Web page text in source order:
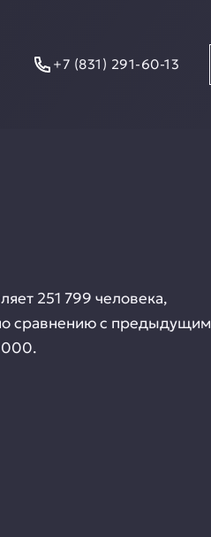
+7 (831) 291-60-13
251 799 человека,
сравнению с предыдущим
000.